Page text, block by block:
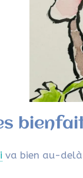
va bien au-